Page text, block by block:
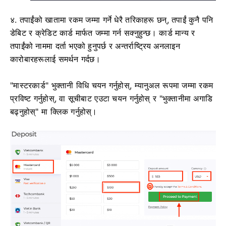
४. तपाईंको खातामा रकम जम्मा गर्ने धेरै तरिकाहरू छन्, तपाईं कुनै पनि
डेबिट र क्रेडिट कार्ड मार्फत जम्मा गर्न सक्नुहुन्छ। कार्ड मान्य र
तपाईंको नाममा दर्ता भएको हुनुपर्छ र अन्तर्राष्ट्रिय अनलाइन
कारोबारहरूलाई समर्थन गर्दछ।
"मास्टरकार्ड" भुक्तानी विधि चयन गर्नुहोस्, म्यानुअल रूपमा जम्मा रकम
प्रविष्ट गर्नुहोस्, वा सूचीबाट एउटा चयन गर्नुहोस् र "भुक्तानीमा अगाडि
बढ्नुहोस्" मा क्लिक गर्नुहोस्।